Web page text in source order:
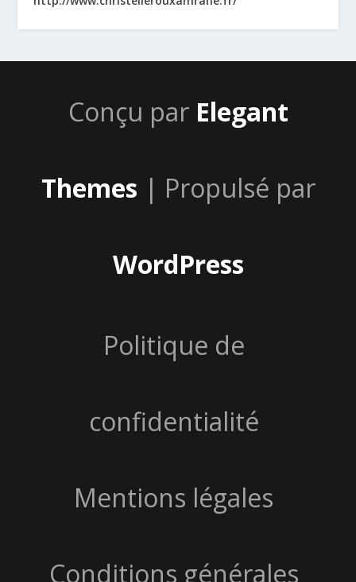
Conçu par Elegant
Themes | Propulsé par
WordPress
Politique de
confidentialité
Mentions légales
Conditions générales